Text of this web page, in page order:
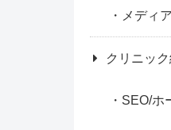
メディ
クリニッ
SEO/ホ